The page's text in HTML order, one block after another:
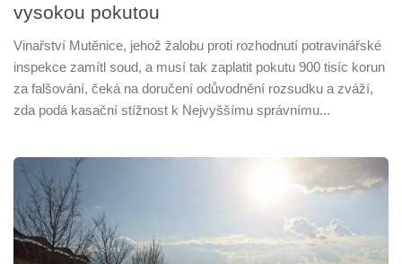
vysokou pokutou
Vinařství Mutěnice, jehož žalobu proti rozhodnutí potravinářské
inspekce zamítl soud, a musí tak zaplatit pokutu 900 tisíc korun
za falšování, čeká na doručení odůvodnění rozsudku a zváží,
zda podá kasační stížnost k Nejvyššímu správnímu...